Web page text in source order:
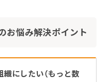
お悩み解決ポイント
にしたい（もっと数